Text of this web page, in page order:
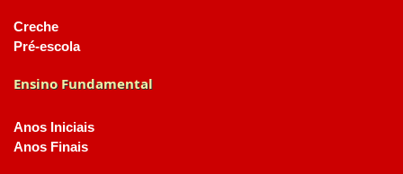
Creche
Pré-escola
Ensino Fundamental
Anos Iniciais
Anos Finais